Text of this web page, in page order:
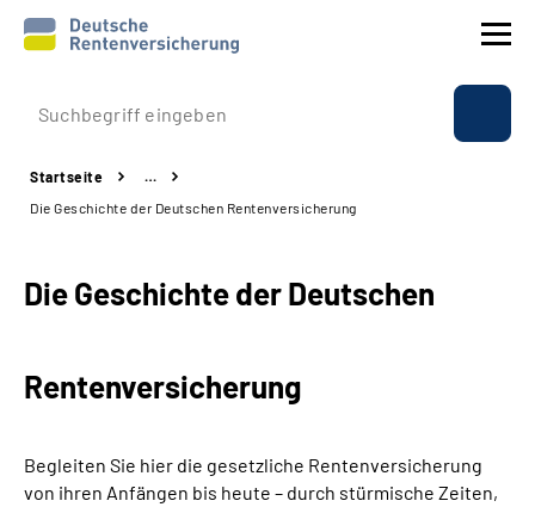
Prävention
Reha
Experten
Über uns & Presse
Startseite
…
Die Geschichte der Deutschen Rentenversicherung
Die Geschichte der Deutschen
Rentenversicherung
Begleiten Sie hier die gesetzliche Rentenversicherung
von ihren Anfängen bis heute – durch stürmische Zeiten,